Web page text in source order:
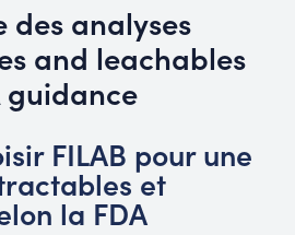
des analyses
and leachables
guidance
FILAB pour une
et
la FDA